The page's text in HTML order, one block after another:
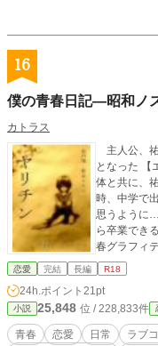
16
僕の青春日記―昭和ノ
カトラス
主人公、
となった 【エロ本】と出合う。 その日を境に成長を続ける
体と共に、祐
時、中学で
思うように…。 果たして祐一は詩織と無事結ばれ
ら卒業できるのだろうか。
春グラフィテ
恋愛 完結 長編 R18
24h.ポイント 21pt
小説 25,848 位 / 228,833件
青春 恋愛 日常 ラブ